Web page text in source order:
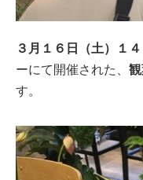
３月１６日（土）１
ーにて開催された、
す。